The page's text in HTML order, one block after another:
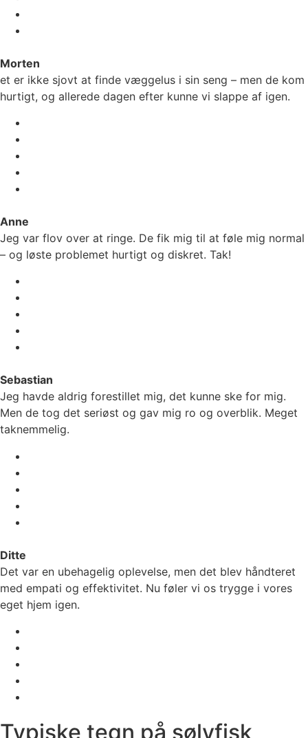
Morten
et er ikke sjovt at finde væggelus i sin seng – men de kom
hurtigt, og allerede dagen efter kunne vi slappe af igen.
Anne
Jeg var flov over at ringe. De fik mig til at føle mig normal
– og løste problemet hurtigt og diskret. Tak!
Sebastian
Jeg havde aldrig forestillet mig, det kunne ske for mig.
Men de tog det seriøst og gav mig ro og overblik. Meget
taknemmelig.
Ditte
Det var en ubehagelig oplevelse, men det blev håndteret
med empati og effektivitet. Nu føler vi os trygge i vores
eget hjem igen.
Typiske tegn på sølvfisk